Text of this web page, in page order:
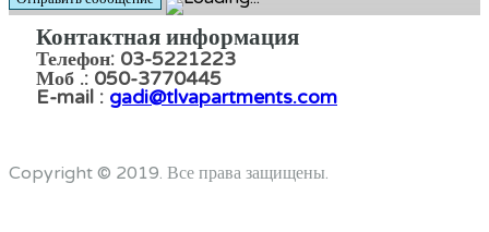
Контактная информация
Телефон: 03-5221223
Моб .: 050-3770445
E-mail : gadi@tlvapartments.com
Copyright © 2019. Все права защищены.